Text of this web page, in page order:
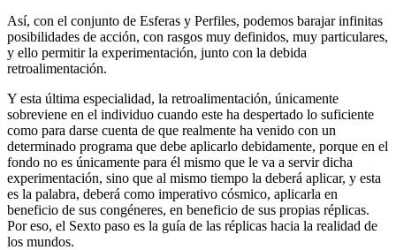
Así, con el conjunto de Esferas y Perfiles, podemos barajar infinitas
posibilidades de acción, con rasgos muy definidos, muy particulares,
y ello permitir la experimentación, junto con la debida
retroalimentación.
Y esta última especialidad, la retroalimentación, únicamente
sobreviene en el individuo cuando este ha despertado lo suficiente
como para darse cuenta de que realmente ha venido con un
determinado programa que debe aplicarlo debidamente, porque en el
fondo no es únicamente para él mismo que le va a servir dicha
experimentación, sino que al mismo tiempo la deberá aplicar, y esta
es la palabra, deberá como imperativo cósmico, aplicarla en
beneficio de sus congéneres, en beneficio de sus propias réplicas.
Por eso, el Sexto paso es la guía de las réplicas hacia la realidad de
los mundos.